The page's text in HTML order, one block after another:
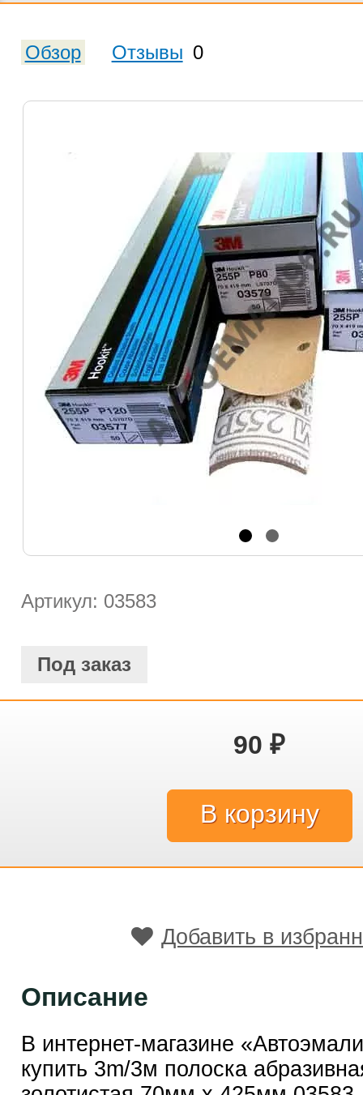
Обзор Отзывы 0
Артикул: 03583
Под заказ
90 ₽
Добавить в
Описание
В интернет-магазине
купить 3m/3м полоска